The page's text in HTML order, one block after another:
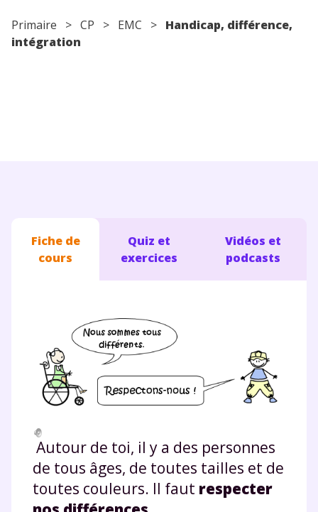
Primaire > CP > EMC > Handicap, différence,
intégration
Fiche de
cours
Quiz et
exercices
Vidéos et
podcasts
Autour de toi, il y a des personnes
de tous âges, de toutes tailles et de
toutes couleurs. Il faut respecter